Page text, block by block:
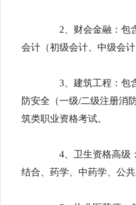
2、财会金融：包含
会计（初级会计、中级会
3、建筑工程：包含
防安全（一级/二级注册消
筑类职业资格考试。
4、卫生资格高级：
结合、药学、中药学、公